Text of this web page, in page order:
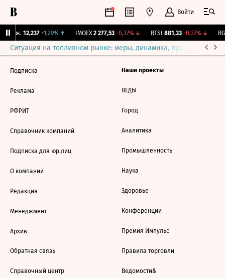
Войти
Бирж. 12,237 +1,29%↑ IMOEX 2 277,53 -0,37%↓ RTSI 881,33 -0,37%↓
Ситуация на топливном рынке: меры, динамика, прогнозы
Подписка
Реклама
РФРИТ
Справочник компаний
Подписка для юр.лиц
О компании
Редакция
Менеджмент
Архив
Обратная связь
Справочный центр
Наши проекты
ВЕДЫ
Город
Аналитика
Промышленность
Наука
Здоровье
Конференции
Премия Импульс
Правила торговли
Ведомости&